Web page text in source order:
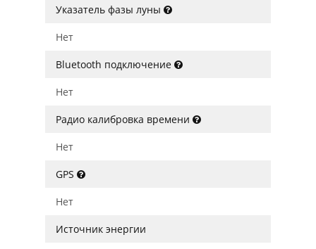
Указатель фазы луны
Нет
Bluetooth подключение
Нет
Радио калибровка времени
Нет
GPS
Нет
Источник энергии